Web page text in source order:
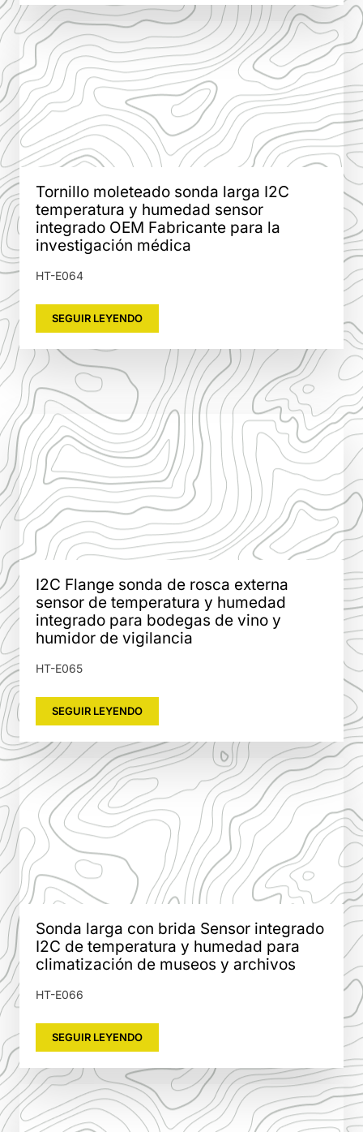
Tornillo moleteado sonda larga I2C
temperatura y humedad sensor
integrado OEM Fabricante para la
investigación médica
HT-E064
SEGUIR LEYENDO
I2C Flange sonda de rosca externa
sensor de temperatura y humedad
integrado para bodegas de vino y
humidor de vigilancia
HT-E065
SEGUIR LEYENDO
Sonda larga con brida Sensor integrado
I2C de temperatura y humedad para
climatización de museos y archivos
HT-E066
SEGUIR LEYENDO